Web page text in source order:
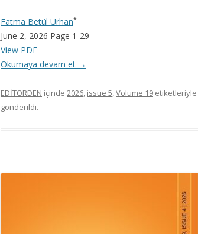
Fatma Betül Urhan*
June 2, 2026 Page 1-29
View PDF
Okumaya devam et →
EDİTÖRDEN içinde 2026, issue 5,Volume 19 etiketleriyle
gönderildi.